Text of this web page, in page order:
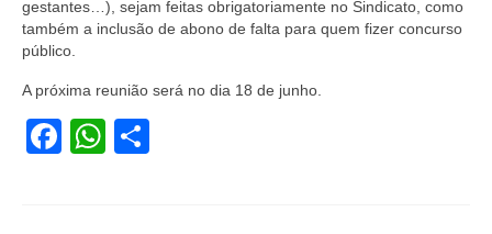
BENEFÍCIOS
Colônia de férias
Refeitórios
gestantes…), sejam feitas obrigatoriamente no Sindicato, como
também a inclusão de abono de falta para quem fizer concurso
público.
A próxima reunião será no dia 18 de junho.
Facebook
WhatsApp